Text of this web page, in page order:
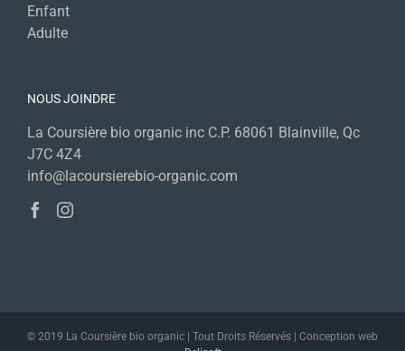
Enfant
Adulte
NOUS JOINDRE
La Coursière bio organic inc C.P. 68061 Blainville, Qc
J7C 4Z4
info@lacoursierebio-organic.com
© 2019 La Coursière bio organic | Tout Droits Réservés | Conception web